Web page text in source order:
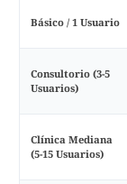
Básico / 1 Usuario
Consultorio (3-5
Usuarios)
Clínica Mediana
(5-15 Usuarios)